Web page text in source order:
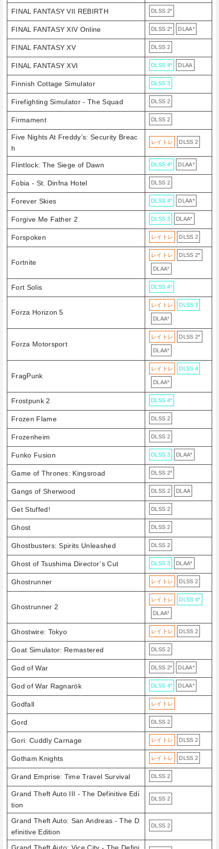
FINAL FANTASY VII REBIRTH DLSS 2*
FINAL FANTASY XIV Online DLSS 2* DLAA*
FINAL FANTASY XV DLSS 2
FINAL FANTASY XVI DLSS 4* DLAA
Finnish Cottage Simulator DLSS 3
Firefighting Simulator - The Squad DLSS 2
Firmament DLSS 2
Five Nights At Freddy’s: Security Breac
h
レイトレ DLSS 2
Flintlock: The Siege of Dawn DLSS 4* DLAA*
Fobia - St. Dinfna Hotel DLSS 2
Forever Skies DLSS 4* DLAA*
Forgive Me Father 2 DLSS 3 DLAA*
Forspoken レイトレ DLSS 2
Fortnite
レイトレ DLSS 2*
DLAA*
Fort Solis DLSS 4*
Forza Horizon 5
レイトレ DLSS 3
DLAA*
Forza Motorsport
レイトレ DLSS 2*
DLAA*
FragPunk
レイトレ DLSS 4
DLAA*
Frostpunk 2 DLSS 4*
Frozen Flame DLSS 2
Frozenheim DLSS 2
Funko Fusion DLSS 3 DLAA*
Game of Thrones: Kingsroad DLSS 2*
Gangs of Sherwood DLSS 2 DLAA
Get Stuffed! DLSS 2
Ghost DLSS 2
Ghostbusters: Spirits Unleashed DLSS 2
Ghost of Tsushima Director’s Cut DLSS 3 DLAA*
Ghostrunner レイトレ DLSS 2
Ghostrunner 2
レイトレ DLSS 4*
DLAA*
Ghostwire: Tokyo レイトレ DLSS 2
Goat Simulator: Remastered DLSS 2
God of War DLSS 2* DLAA*
God of War Ragnarök DLSS 4* DLAA*
Godfall レイトレ
Gord DLSS 2
Gori: Cuddly Carnage レイトレ DLSS 2
Gotham Knights レイトレ DLSS 2
Grand Emprise: Time Travel Survival DLSS 2
Grand Theft Auto III - The Definitive Edi
tion
DLSS 2
Grand Theft Auto: San Andreas - The D
efinitive Edition
DLSS 2